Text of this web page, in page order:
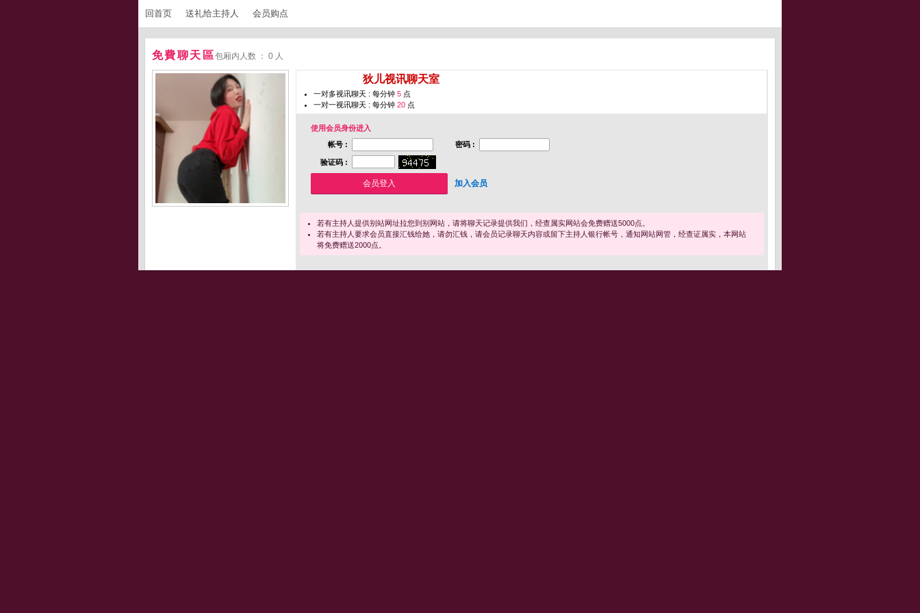
回首页 送礼给主持人 会员购点
免費聊天區包厢内人数 ： 0 人
狄儿视讯聊天室
一对多视讯聊天 : 每分钟 5 点
一对一视讯聊天 : 每分钟 20 点
使用会员身份进入
帐号 :
密码 :
验证码 :
加入会员
若有主持人提供别站网址拉您到别网站，请将聊天记录提供我们，经查属实网站会免费赠送5000点。
若有主持人要求会员直接汇钱给她，请勿汇钱，请会员记录聊天内容或留下主持人银行帐号，通知网站网管，经查证属实，本网站
将免费赠送2000点。